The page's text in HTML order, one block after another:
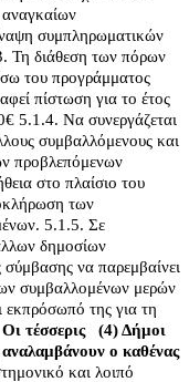
συμπληρωματικών
Τη διάθεση των πόρων
του προγράμματος
πίστωση για το έτος
5.1.4. Να συνεργάζεται
συμβαλλόμενους και
προβλεπόμενων
στο πλαίσιο του
των
5.1.5. Σε
δημοσίων
να παρεμβαίνει
συμβαλλομένων μερών
εκπρόσωπό της για τη
Οι τέσσερις
(4) Δήμοι
ο καθένας
και λοιπό